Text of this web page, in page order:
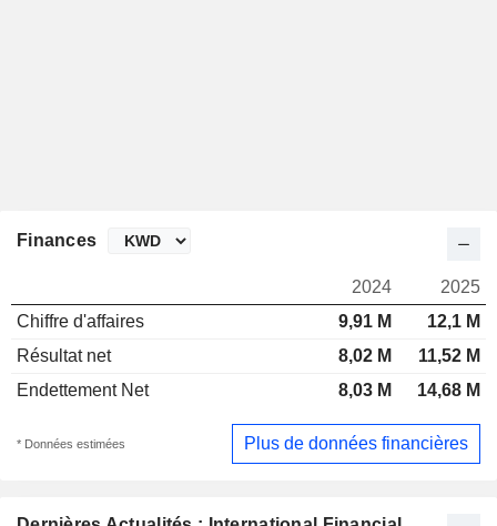
Finances
2024
2025
Chiffre d'affaires
9,91 M
12,1 M
Résultat net
8,02 M
11,52 M
Endettement Net
8,03 M 14,68 M
* Données estimées Plus de données financières